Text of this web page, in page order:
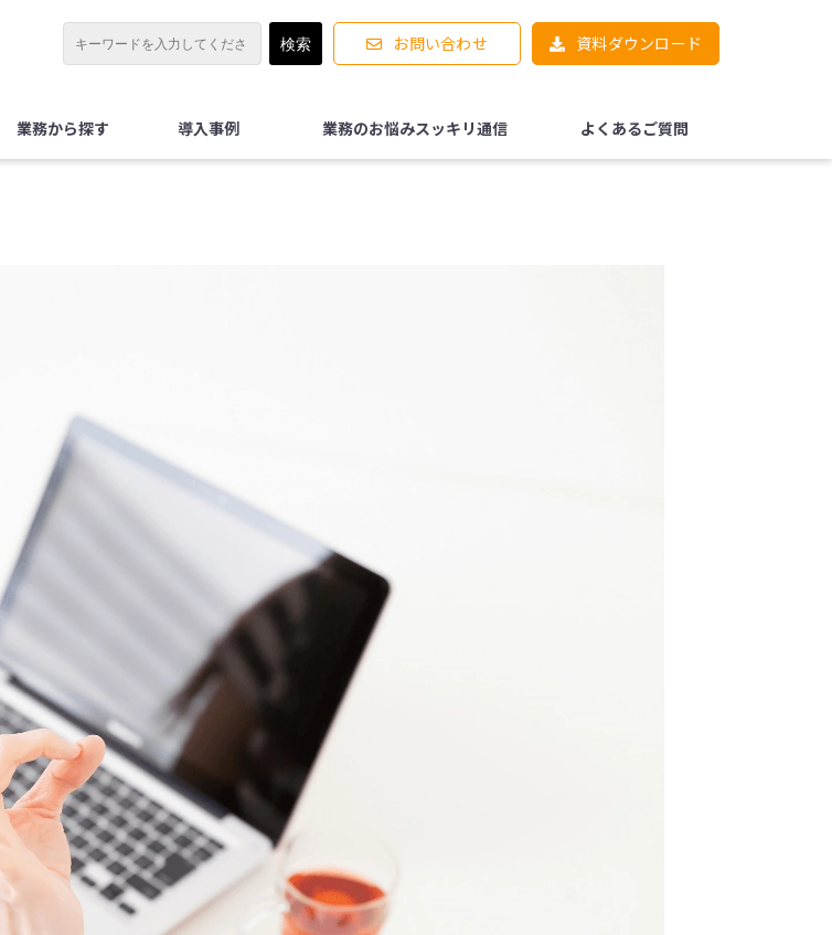
お問い合わせ 資料ダウンロード
業務から探す 導入事例 業務のお悩みスッキリ通信 よくあるご質問